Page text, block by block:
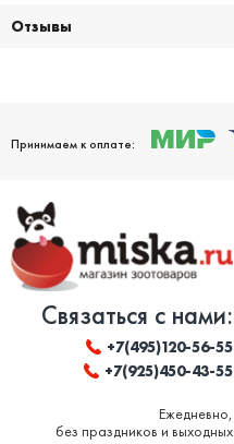
Отзывы
Принимаем к оплате:
Связаться с нами:
+7(495)120-56-55
+7(925)450-43-55
Ежедневно,
без праздников и выходных